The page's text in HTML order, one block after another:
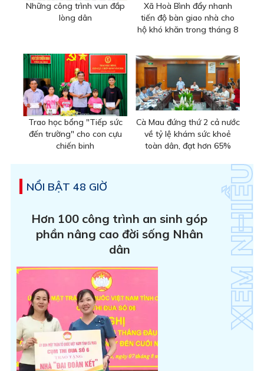
Những công trình vun đắp
lòng dân
Xã Hoà Bình đẩy nhanh
tiến độ bàn giao nhà cho
hộ khó khăn trong tháng 8
Trao học bổng "Tiếp sức
đến trường" cho con cựu
chiến binh
Cà Mau đứng thứ 2 cả nước
về tỷ lệ khám sức khoẻ
toàn dân, đạt hơn 65%
NỔI BẬT 48 GIỜ
Hơn 100 công trình an sinh góp
phần nâng cao đời sống Nhân
dân